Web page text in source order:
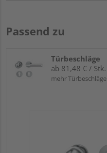
Passend zu
Türbeschläge
ab 81,48 € / Stk.
mehr Türbeschläge